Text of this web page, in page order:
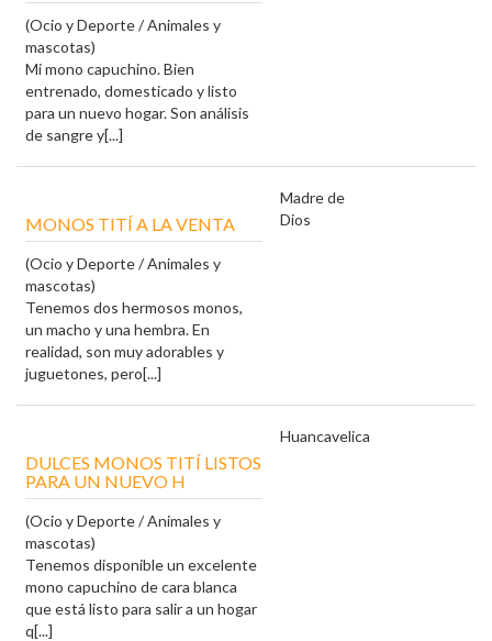
(Ocio y Deporte / Animales y
mascotas)
Mi mono capuchino. Bien
entrenado, domesticado y listo
para un nuevo hogar. Son análisis
de sangre y[...]
MONOS TITÍ A LA VENTA
(Ocio y Deporte / Animales y
mascotas)
Tenemos dos hermosos monos,
un macho y una hembra. En
realidad, son muy adorables y
juguetones, pero[...]
Madre de
Dios
DULCES MONOS TITÍ LISTOS
PARA UN NUEVO H
(Ocio y Deporte / Animales y
mascotas)
Tenemos disponible un excelente
mono capuchino de cara blanca
que está listo para salir a un hogar
q[...]
Huancavelica